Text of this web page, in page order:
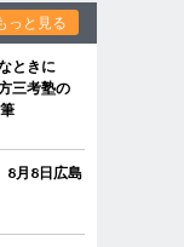
っと見る
ときに
三考塾の
8月8日広島